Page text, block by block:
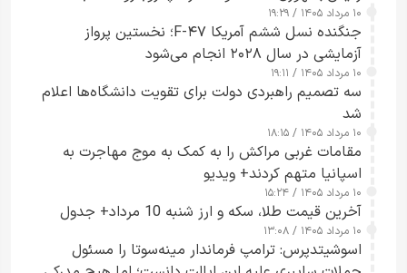
کسی که واقعاً دست به اقدام می‌زند
۱۰ مرداد ۱۴۰۵ / ۱۹:۲۹
جنگنده نسل ششم آمریکا F-۴۷؛ نخستین پرواز
آزمایشی در سال ۲۰۲۸ انجام می‌شود
۱۰ مرداد ۱۴۰۵ / ۱۹:۱۱
سه تصمیم راهبردی دولت برای تقویت دانشگاه‌ها اعلام
شد
۱۰ مرداد ۱۴۰۵ / ۱۸:۱۵
مقامات غربی مراکش را به کمک به موج مهاجرت به
اسپانیا متهم کردند+ ویدیو
۱۰ مرداد ۱۴۰۵ / ۱۵:۲۴
آخرین قیمت طلا، سکه و ارز شنبه 10 مرداد+ جدول
۱۰ مرداد ۱۴۰۵ / ۱۳:۰۸
اسوشیتدپرس: ترامپ فرماندار مینه‌سوتا را مسئول